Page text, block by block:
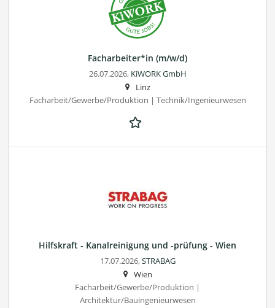
Facharbeiter*in (m/w/d)
26.07.2026, KiWORK GmbH
Linz
Facharbeit/Gewerbe/Produktion | Technik/Ingenieurwesen
Hilfskraft - Kanalreinigung und -prüfung - Wien
17.07.2026,STRABAG
Wien
Facharbeit/Gewerbe/Produktion |
Architektur/Bauingenieurwesen